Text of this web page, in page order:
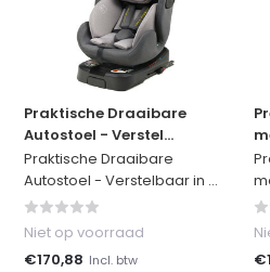
Praktische Draaibare
Autostoel - Verstel...
Praktische Draaibare
Autostoel - Verstelbaar in ...
Niet op voorraad
€170,88 Incl. btw